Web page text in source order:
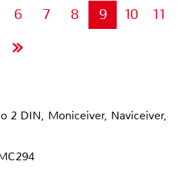
6 7 8 9 10
11
2 DIN, Moniceiver, Naviceiver,